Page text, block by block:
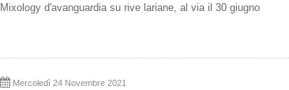
Mixology d'avanguardia su rive lariane, al via il 30 giugno
Mercoledì 24 Novembre 2021